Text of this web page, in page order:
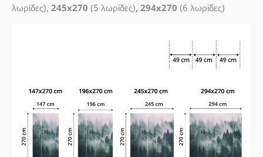
λωρίδες), 245x270 (5 λωρίδες), 294x270 (6 λωρίδες)